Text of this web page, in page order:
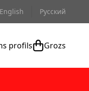
English Русский
profils Grozs